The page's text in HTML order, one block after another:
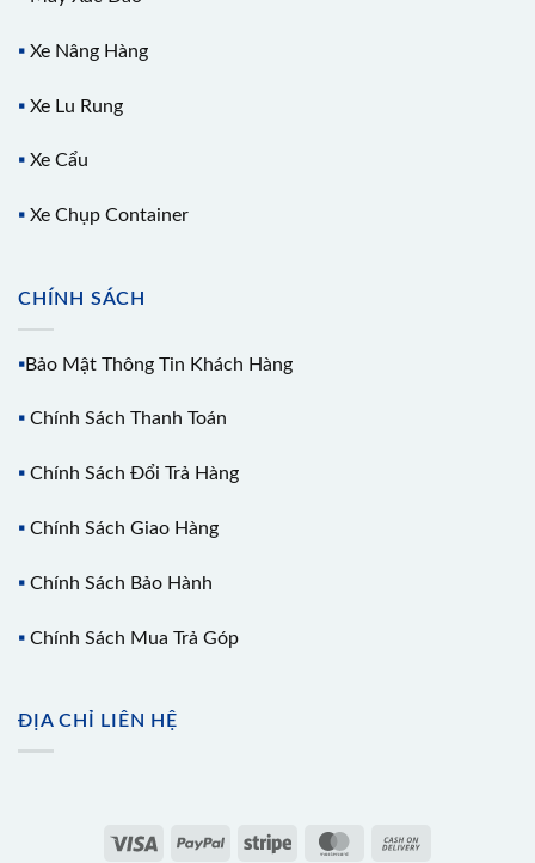
▪️ Xe Nâng Hàng
▪️ Xe Lu Rung
▪️ Xe Cẩu
▪️ Xe Chụp Container
CHÍNH SÁCH
▪️Bảo Mật Thông Tin Khách Hàng
▪️ Chính Sách Thanh Toán
▪️ Chính Sách Đổi Trả Hàng
▪️ Chính Sách Giao Hàng
▪️ Chính Sách Bảo Hành
▪️ Chính Sách Mua Trả Góp
ĐỊA CHỈ LIÊN HỆ